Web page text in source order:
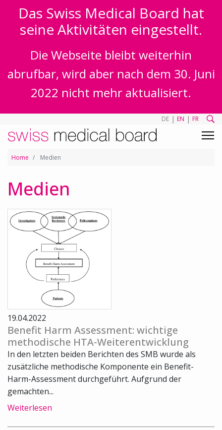
Das Swiss Medical Board hat
seine Aktivitäten eingestellt.
Die Webseite bleibt weiterhin
abrufbar, wird aber nach dem 30. Juni
2022 nicht mehr aktualisiert.
DE | EN | FR
Home Medien
Medien
19.04.2022
Benefit Harm Assessment: wichtige
methodische HTA-Weiterentwicklung
In den letzten beiden Berichten des SMB wurde als
zusätzliche methodische Komponente ein Benefit-
Harm-Assessment durchgeführt. Aufgrund der
gemachten...
Weiterlesen